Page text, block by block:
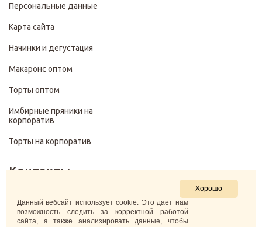
Персональные данные
Карта сайта
Начинки и дегустация
Макаронс оптом
Торты оптом
Имбирные пряники на
корпоратив
Торты на корпоратив
Контакты
+7 (499) 322-28-29
pirojenka.rf@gmail.com
Хорошо
Данный вебсайт использует cookie. Это дает нам
возможность следить за корректной работой
сайта, а также анализировать данные, чтобы